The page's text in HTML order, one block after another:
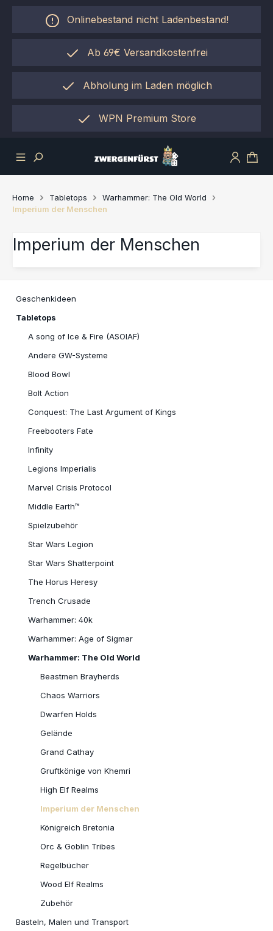
Zum Hauptinhalt springen
Onlinebestand nicht Ladenbestand!
Ab 69€ Versandkostenfrei
Abholung im Laden möglich
einfach per "Click&Collect"
WPN Premium Store
Home Tabletops
Warhammer: The Old World
Imperium der Menschen
Imperium der Menschen
Geschenkideen
Tabletops
A song of Ice & Fire (ASOIAF)
Andere GW-Systeme
Blood Bowl
Bolt Action
Conquest: The Last Argument of Kings
Freebooters Fate
Infinity
Legions Imperialis
Marvel Crisis Protocol
Middle Earth™
Spielzubehör
Star Wars Legion
Star Wars Shatterpoint
The Horus Heresy
Trench Crusade
Warhammer: 40k
Warhammer: Age of Sigmar
Warhammer: The Old World
Beastmen Brayherds
Chaos Warriors
Dwarfen Holds
Gelände
Grand Cathay
Gruftkönige von Khemri
High Elf Realms
Imperium der Menschen
Königreich Bretonia
Orc & Goblin Tribes
Regelbücher
Wood Elf Realms
Zubehör
Basteln, Malen und Transport